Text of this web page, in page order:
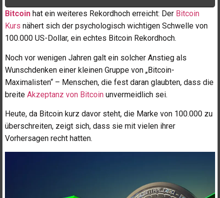
Bitcoin hat ein weiteres Rekordhoch erreicht: Der Bitcoin
Kurs nähert sich der psychologisch wichtigen Schwelle von
100.000 US-Dollar, ein echtes Bitcoin Rekordhoch.
Noch vor wenigen Jahren galt ein solcher Anstieg als
Wunschdenken einer kleinen Gruppe von „Bitcoin-
Maximalisten“ – Menschen, die fest daran glaubten, dass die
breite Akzeptanz von Bitcoin unvermeidlich sei.
Heute, da Bitcoin kurz davor steht, die Marke von 100.000 zu
überschreiten, zeigt sich, dass sie mit vielen ihrer
Vorhersagen recht hatten.